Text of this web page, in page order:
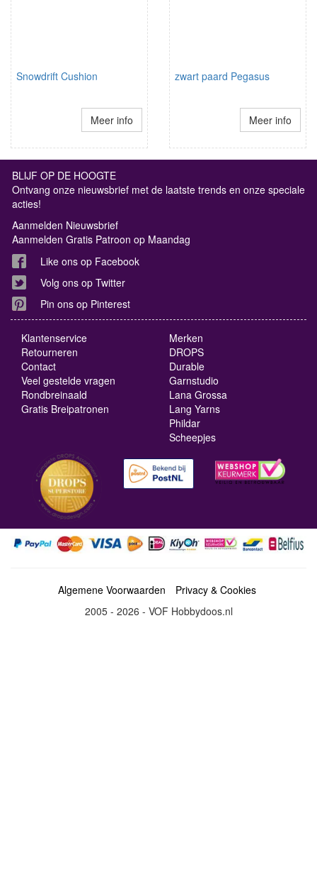
Snowdrift Cushion
Meer info
zwart paard Pegasus
Meer info
BLIJF OP DE HOOGTE
Ontvang onze nieuwsbrief met de laatste trends en onze speciale
acties!
Aanmelden Nieuwsbrief
Aanmelden Gratis Patroon op Maandag
Like ons op Facebook
Volg ons op Twitter
Pin ons op Pinterest
Klantenservice
Retourneren
Contact
Veel gestelde vragen
Rondbreinaald
Gratis Breipatronen
Merken
DROPS
Durable
Garnstudio
Lana Grossa
Lang Yarns
Phildar
Scheepjes
Algemene Voorwaarden
Privacy & Cookies
2005 - 2026 - VOF Hobbydoos.nl